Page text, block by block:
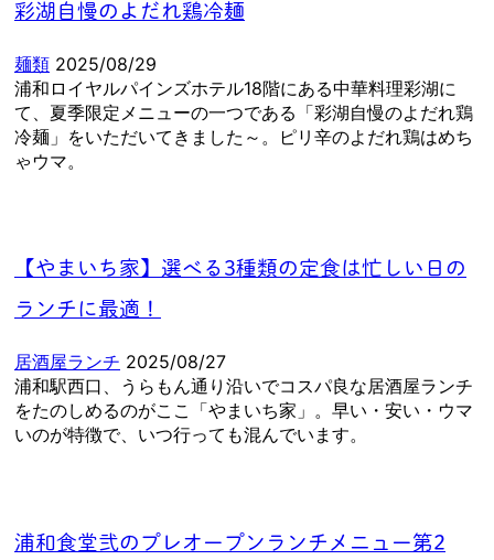
彩湖自慢のよだれ鶏冷麺
麺類 2025/08/29
浦和ロイヤルパインズホテル18階にある中華料理彩湖に
て、夏季限定メニューの一つである「彩湖自慢のよだれ鶏
冷麺」をいただいてきました～。ピリ辛のよだれ鶏はめち
ゃウマ。
【やまいち家】選べる3種類の定食は忙しい日の
ランチに最適！
居酒屋ランチ 2025/08/27
浦和駅西口、うらもん通り沿いでコスパ良な居酒屋ランチ
をたのしめるのがここ「やまいち家」。早い・安い・ウマ
いのが特徴で、いつ行っても混んでいます。
浦和食堂弐のプレオープンランチメニュー第2